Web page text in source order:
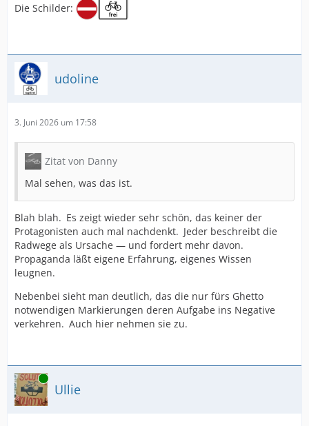
Die Schilder:
udoline
3. Juni 2026 um 17:58
Zitat von Danny
Mal sehen, was das ist.
Blah blah. Es zeigt wieder sehr schön, das keiner der
Protagonisten auch mal nachdenkt. Jeder beschreibt die
Radwege als Ursache — und fordert mehr davon.
Propaganda läßt eigene Erfahrung, eigenes Wissen
leugnen.
Nebenbei sieht man deutlich, das die nur fürs Ghetto
notwendigen Markierungen deren Aufgabe ins Negative
verkehren. Auch hier nehmen sie zu.
Online
Ullie